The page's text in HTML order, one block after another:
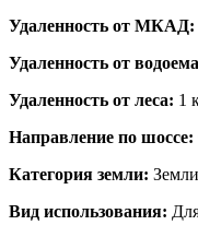
Удаленность от МКАД:
Удаленность от
Удаленность от леса: 1
Направление по шоссе:
Категория земли:
Вид использования: